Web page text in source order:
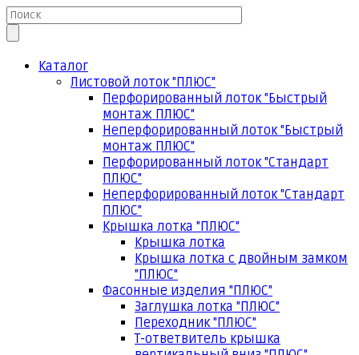
Каталог
Листовой лоток "ПЛЮС"
Перфорированный лоток "Быстрый
монтаж ПЛЮС"
Неперфорированный лоток "Быстрый
монтаж ПЛЮС"
Перфорированный лоток "Стандарт
ПЛЮС"
Неперфорированный лоток "Стандарт
ПЛЮС"
Крышка лотка "ПЛЮС"
Крышка лотка
Крышка лотка с двойным замком
"ПЛЮС"
Фасонные изделия "ПЛЮС"
Заглушка лотка "ПЛЮС"
Переходник "ПЛЮС"
Т-ответвитель крышка